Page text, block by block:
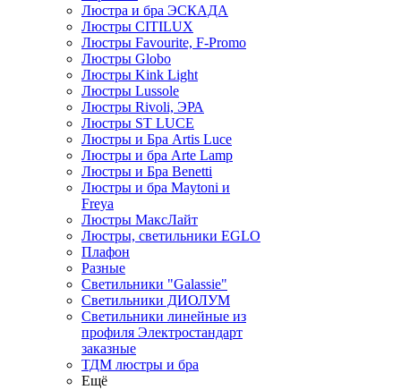
Люстра и бра ЭСКАДА
Люстры CITILUX
Люстры Favourite, F-Promo
Люстры Globo
Люстры Kink Light
Люстры Lussole
Люстры Rivoli, ЭРА
Люстры ST LUCE
Люстры и Бра Artis Luce
Люстры и бра Arte Lamp
Люстры и Бра Benetti
Люстры и бра Maytoni и
Freya
Люстры МаксЛайт
Люстры, светильники EGLO
Плафон
Разные
Светильники "Galassie"
Светильники ДИОЛУМ
Светильники линейные из
профиля Электростандарт
заказные
ТДМ люстры и бра
Ещё